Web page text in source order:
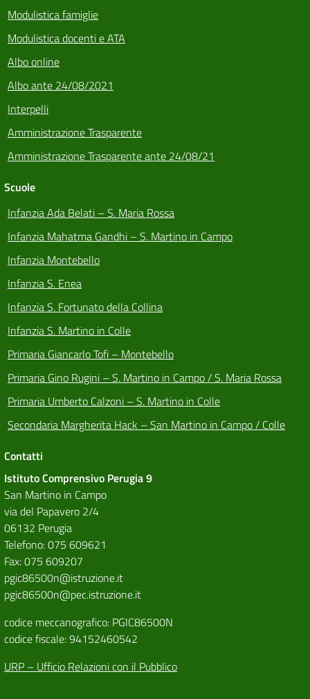
Modulistica famiglie
Modulistica docenti e ATA
Albo online
Albo ante 24/08/2021
Interpelli
Amministrazione Trasparente
Amministrazione Trasparente ante 24/08/21
Scuole
Infanzia Ada Belati – S. Maria Rossa
Infanzia Mahatma Gandhi – S. Martino in Campo
Infanzia Montebello
Infanzia S. Enea
Infanzia S. Fortunato della Collina
Infanzia S. Martino in Colle
Primaria Giancarlo Tofi – Montebello
Primaria Gino Rugini – S. Martino in Campo / S. Maria Rossa
Primaria Umberto Calzoni – S. Martino in Colle
Secondaria Margherita Hack – San Martino in Campo / Colle
Contatti
Istituto Comprensivo Perugia 9
San Martino in Campo
via del Papavero 2/4
06132 Perugia
Telefono: 075 609621
Fax: 075 609207
pgic86500n@istruzione.it
pgic86500n@pec.istruzione.it
codice meccanografico: PGIC86500N
codice fiscale: 94152460542
URP – Ufficio Relazioni con il Pubblico